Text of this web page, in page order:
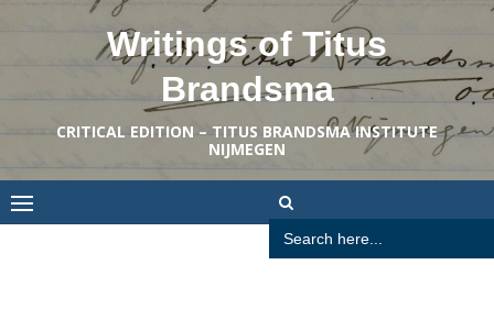
Writings of Titus
Brandsma
CRITICAL EDITION – TITUS BRANDSMA INSTITUTE
NIJMEGEN
Search
for: